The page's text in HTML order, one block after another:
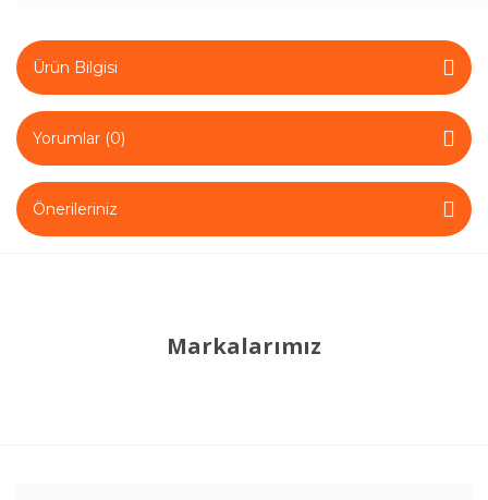
Ürün Bilgisi
Yorumlar (0)
Önerileriniz
Markalarımız